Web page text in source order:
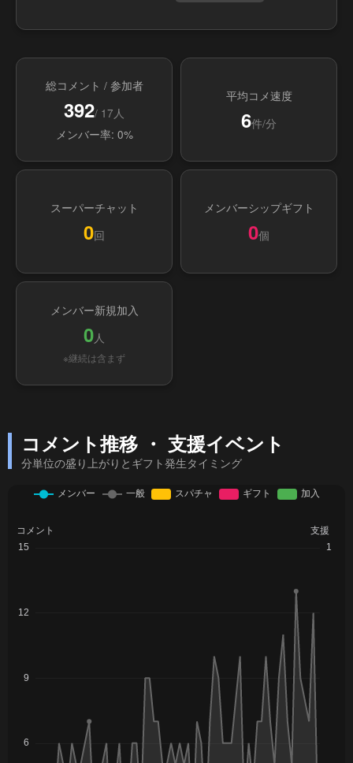
総コメント / 参加者
392/ 17人
メンバー率: 0%
平均コメ速度
6件/分
スーパーチャット
0回
メンバーシップギフト
0個
メンバー新規加入
0人
※継続は含まず
コメント推移 ・ 支援イベント
分単位の盛り上がりとギフト発生タイミング